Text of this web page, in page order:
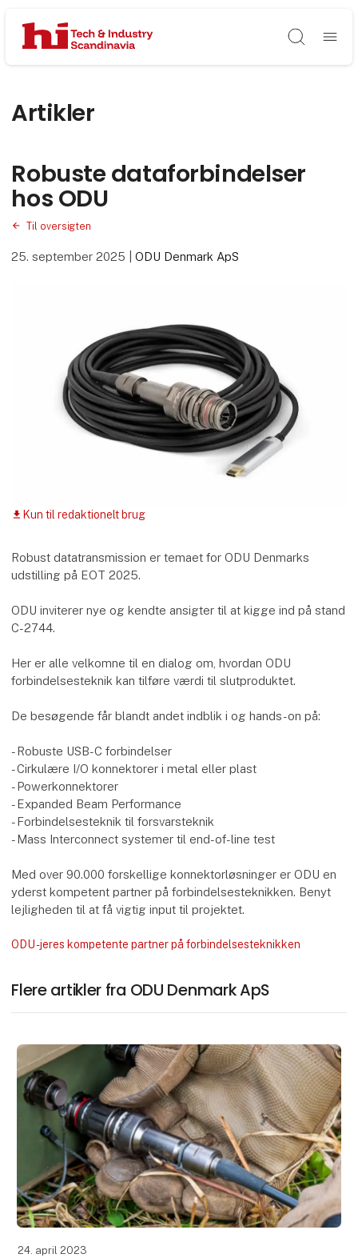
Søg
Artikler
Robuste dataforbindelser
hos ODU
Til oversigten
25. september 2025 |ODU Denmark ApS
download Kun til redaktionelt brug
Robust datatransmission er temaet for ODU Denmarks
udstilling på EOT 2025.
ODU inviterer nye og kendte ansigter til at kigge ind på stand
C-2744.
Her er alle velkomne til en dialog om, hvordan ODU
forbindelsesteknik kan tilføre værdi til slutproduktet.
De besøgende får blandt andet indblik i og hands-on på:
- Robuste USB-C forbindelser
- Cirkulære I/O konnektorer i metal eller plast
- Powerkonnektorer
- Expanded Beam Performance
- Forbindelsesteknik til forsvarsteknik
- Mass Interconnect systemer til end-of-line test
Med over 90.000 forskellige konnektorløsninger er ODU en
yderst kompetent partner på forbindelsesteknikken. Benyt
lejligheden til at få vigtig input til projektet.
ODU - jeres kompetente partner på forbindelsesteknikken
Flere artikler fra ODU Denmark ApS
24. april 2023